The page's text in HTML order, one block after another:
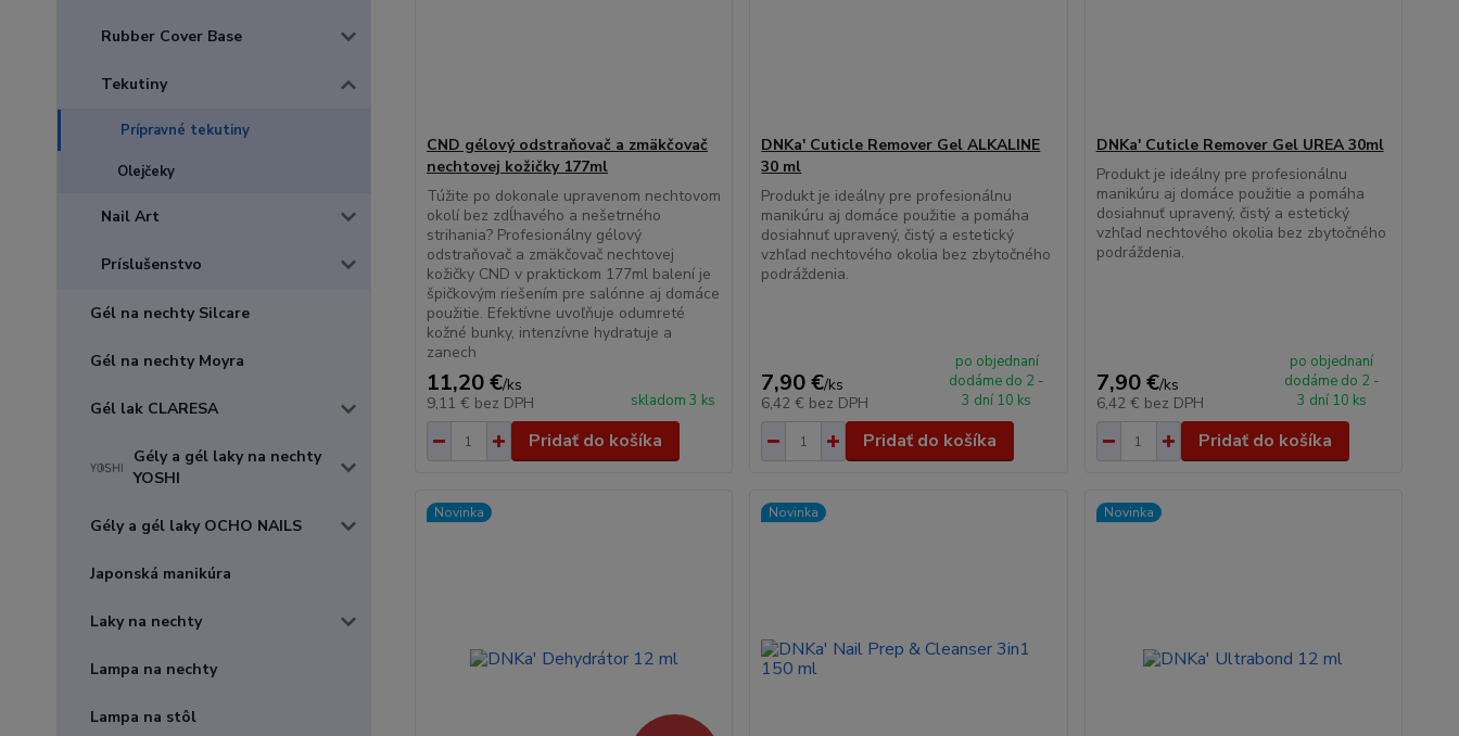
Rubber Cover Base
Tekutiny
Prípravné tekutiny
Olejčeky
Nail Art
Príslušenstvo
Gél na nechty Silcare
Gél na nechty Moyra
Gél lak CLARESA
Gély a gél laky na nechty
YOSHI
Gély a gél laky OCHO NAILS
Japonská manikúra
Laky na nechty
Lampa na nechty
Lampa na stôl
CND gélový odstraňovač a zmäkčovač
nechtovej kožičky 177ml
Túžite po dokonale upravenom nechtovom
okolí bez zdĺhavého a nešetrného
strihania? Profesionálny gélový
odstraňovač a zmäkčovač nechtovej
kožičky CND v praktickom 177ml balení je
špičkovým riešením pre salónne aj domáce
použitie. Efektívne uvoľňuje odumreté
kožné bunky, intenzívne hydratuje a
zanech
11,20 €/ks
9,11 € bez DPH skladom 3 ks
Pridať do košíka
DNKa' Cuticle Remover Gel ALKALINE
30 ml
Produkt je ideálny pre profesionálnu
manikúru aj domáce použitie a pomáha
dosiahnuť upravený, čistý a estetický
vzhľad nechtového okolia bez zbytočného
podráždenia.
7,90 €/ks
6,42 € bez DPH
po objednaní
dodáme do 2 -
3 dní 10 ks
Pridať do košíka
DNKa' Cuticle Remover Gel UREA 30ml
Produkt je ideálny pre profesionálnu
manikúru aj domáce použitie a pomáha
dosiahnuť upravený, čistý a estetický
vzhľad nechtového okolia bez zbytočného
podráždenia.
7,90 €/ks
6,42 € bez DPH
po objednaní
dodáme do 2 -
3 dní 10 ks
Pridať do košíka
Novinka Novinka Novinka